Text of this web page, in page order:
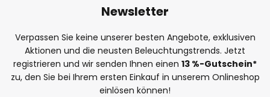
Newsletter
Verpassen Sie keine unserer besten Angebote, exklusiven
Aktionen und die neusten Beleuchtungstrends. Jetzt
registrieren und wir senden Ihnen einen 13 %-Gutschein*
zu, den Sie bei Ihrem ersten Einkauf in unserem Onlineshop
einlösen können!